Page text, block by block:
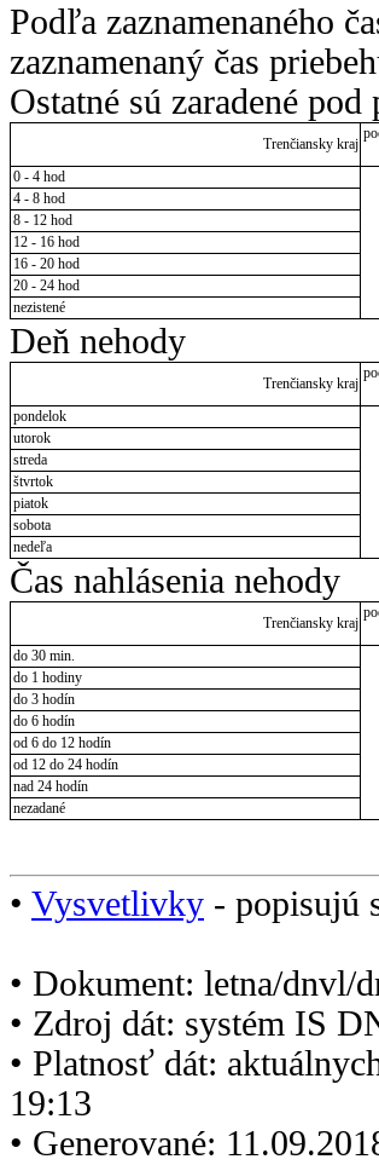
Podľa zaznamenaného
zaznamenaný čas
Ostatné sú zaradené
Trenčiansky kraj
0 - 4 hod
4 - 8 hod
8 - 12 hod
12 - 16 hod
16 - 20 hod
20 - 24 hod
nezistené
Deň nehody
Trenčiansky kraj
pondelok
utorok
streda
štvrtok
piatok
sobota
nedeľa
Čas nahlásenia nehody
Trenčiansky kraj
do 30 min.
do 1 hodiny
do 3 hodín
do 6 hodín
od 6 do 12 hodín
od 12 do 24 hodín
nad 24 hodín
nezadané
• Vysvetlivky - popisujú
• Dokument: letna/dnvl/
• Zdroj dát: systém IS
• Platnosť dát:
19:13
• Generované: